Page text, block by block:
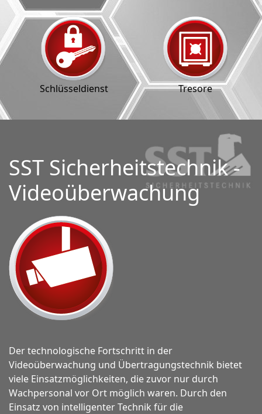
Schlüsseldienst Tresore
SST Sicherheitstechnik -
Videoüberwachung
Der technologische Fortschritt in der
Videoüberwachung und Übertragungstechnik bietet
viele Einsatzmöglichkeiten, die zuvor nur durch
Wachpersonal vor Ort möglich waren. Durch den
Einsatz von intelligenter Technik für die